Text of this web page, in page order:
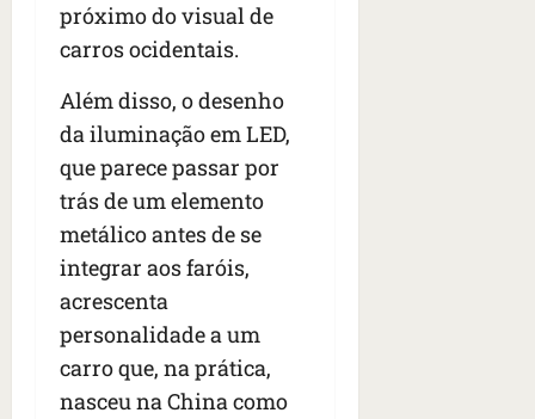
próximo do visual de
carros ocidentais.
Além disso, o desenho
da iluminação em LED,
que parece passar por
trás de um elemento
metálico antes de se
integrar aos faróis,
acrescenta
personalidade a um
carro que, na prática,
nasceu na China como